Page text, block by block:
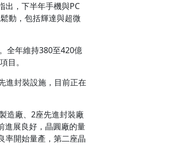
出，下半年手機與PC
動，包括輝達與超微
全年維持380至420億
目。
進封裝設施，目前正在
造廠、2座先進封裝廠
進展良好，晶圓廠的量
率開始量產，第二座晶